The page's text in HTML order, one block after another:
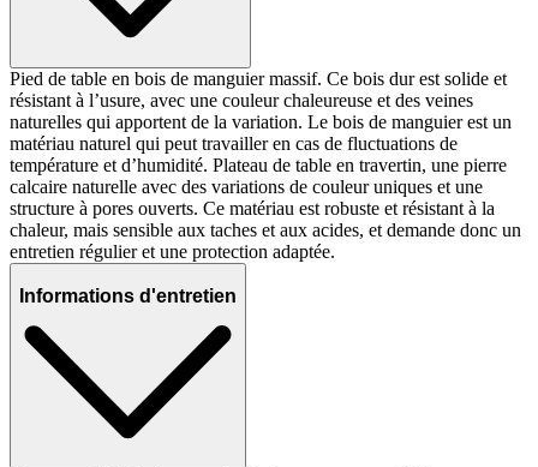
Pied de table en bois de manguier massif. Ce bois dur est solide et
résistant à l’usure, avec une couleur chaleureuse et des veines
naturelles qui apportent de la variation. Le bois de manguier est un
matériau naturel qui peut travailler en cas de fluctuations de
température et d’humidité. Plateau de table en travertin, une pierre
calcaire naturelle avec des variations de couleur uniques et une
structure à pores ouverts. Ce matériau est robuste et résistant à la
chaleur, mais sensible aux taches et aux acides, et demande donc un
entretien régulier et une protection adaptée.
Informations d'entretien